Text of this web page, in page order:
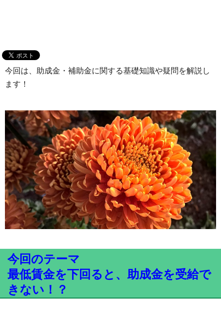
今回は、助成金・補助金に関する基礎知識や疑問を解説し
ます！
今回のテーマ
最低賃金を下回ると、助成金を受給で
きない！？